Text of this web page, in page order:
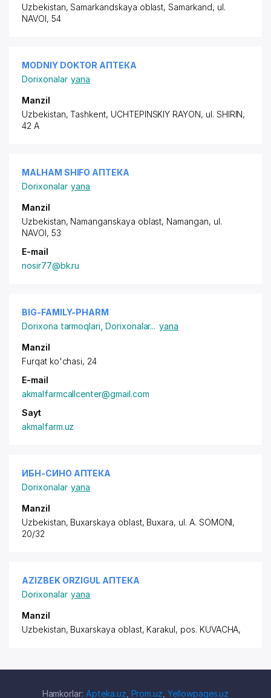
Uzbekistan, Samarkandskaya oblast, Samarkand, ul.
NAVOI, 54
MODNIY DOKTOR АПТЕКА
Dorixonalar yana
Manzil
Uzbekistan, Tashkent, UCHTEPINSKIY RAYON, ul. SHIRIN,
42 A
MALHAM SHIFO АПТЕКА
Dorixonalar yana
Manzil
Uzbekistan, Namanganskaya oblast, Namangan, ul.
NAVOI, 53
E-mail
nosir77@bk.ru
BIG-FAMILY-PHARM
Dorixona tarmoqlari Dorixonalar... yana
Manzil
Furqat ko'chasi, 24
E-mail
akmalfarmcallcenter@gmail.com
Sayt
akmalfarm.uz
ИБH-СИHО АПТЕКА
Dorixonalar yana
Manzil
Uzbekistan, Buxarskaya oblast, Buxara, ul. A. SOMONI,
20/32
AZIZBEK ORZIGUL АПТЕКА
Dorixonalar yana
Manzil
Uzbekistan, Buxarskaya oblast, Karakul, pos. KUVACHA,
Hamkorlar: Apteka.uz Prom.uz ,Yellowpages.uz